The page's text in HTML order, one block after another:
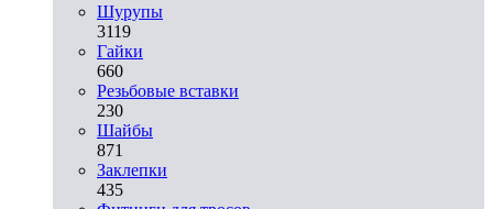
Шурупы
3119
Гайки
660
Резьбовые вставки
230
Шайбы
871
Заклепки
435